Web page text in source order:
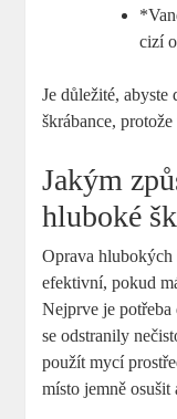
⁤cizí
Je důležité,
škrábance,
Jakým
hluboké
Oprava hlubokých
efektivní, pokud
Nejprve je
se⁤ odstranily
použít mycí
místo jemně